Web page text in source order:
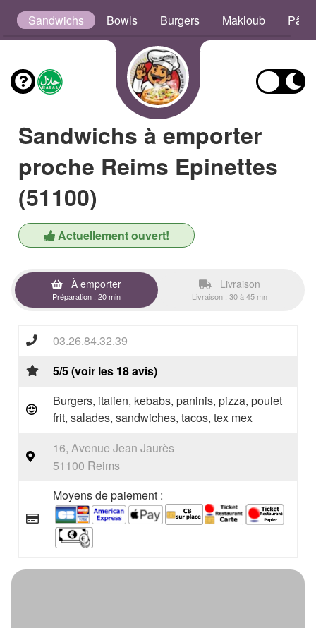
Sandwichs Bowls Burgers Makloub Pâtes
Sandwichs à emporter
proche Reims Epinettes
(51100)
Actuellement ouvert!
À emporter
Préparation : 20 min
Livraison
Livraison : 30 à 45 mn
03.26.84.32.39
5/5 (voir les 18 avis)
Burgers, italien, kebabs, paninis, pizza, poulet
frit, salades, sandwiches, tacos, tex mex
16, Avenue Jean Jaurès
51100 Reims
Moyens de paiement :